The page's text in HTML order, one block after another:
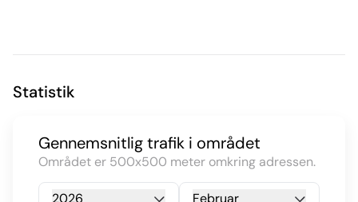
Statistik
Gennemsnitlig trafik i området
Området er 500x500 meter omkring adressen.
2026 Februar